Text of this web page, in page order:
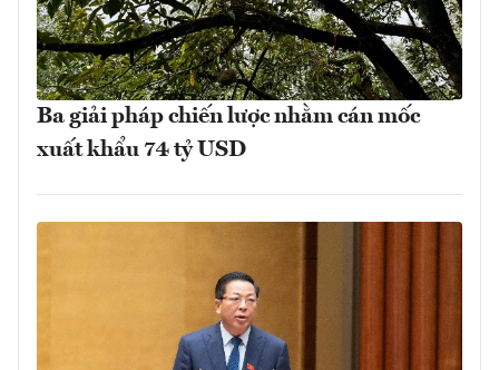
Ba giải pháp chiến lược nhằm cán mốc
xuất khẩu 74 tỷ USD